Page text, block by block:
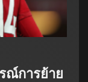
ณ์การย้าย